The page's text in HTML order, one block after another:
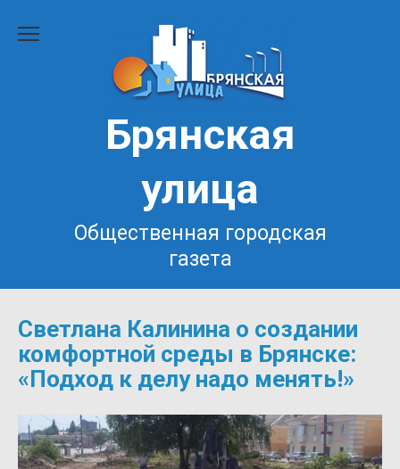
Брянская
улица
Общественная городская
газета
Светлана Калинина о создании
комфортной среды в Брянске:
«Подход к делу надо менять!»